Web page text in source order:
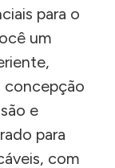
para o
um
concepção
e
para
com